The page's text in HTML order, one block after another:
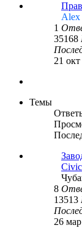
Alex
1
35168
21
Темы
8
13513
26